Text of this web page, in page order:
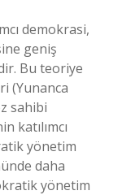
demokrasi,
geniş
Bu teoriye
(Yunanca
sahibi
katılımcı
yönetim
daha
yönetim